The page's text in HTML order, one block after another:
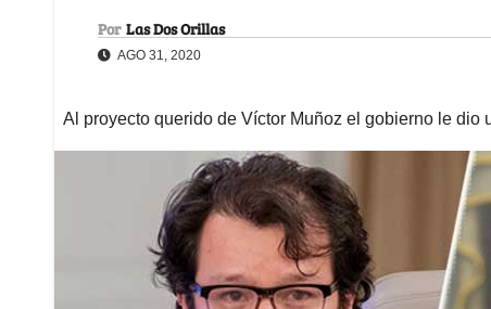
Por Las Dos Orillas
AGO 31, 2020
Al proyecto querido de Víctor Muñoz el gobierno le